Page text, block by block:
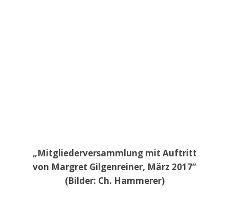
„Mitgliederversammlung mit Auftritt
von Margret Gilgenreiner, März 2017“
(Bilder: Ch. Hammerer)